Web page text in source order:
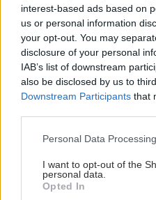
interest-based ads based on
us or personal information
your opt-out. You may
disclosure of your personal
IAB’s list of downstream
also be disclosed by us to
Downstream Participants that
Please note that this website/
not limited to your visit or
grant or deny consent to
use your data for below
Personal Data
I want to opt-out of the
personal data.
Opted In
Η πιο αποτελεσματική
άπνοια είναι η συνεχής
(Continuous Positive
η μορφή θεραπείας
οποίο παράγει ροή
πρέπει να
επιλογές